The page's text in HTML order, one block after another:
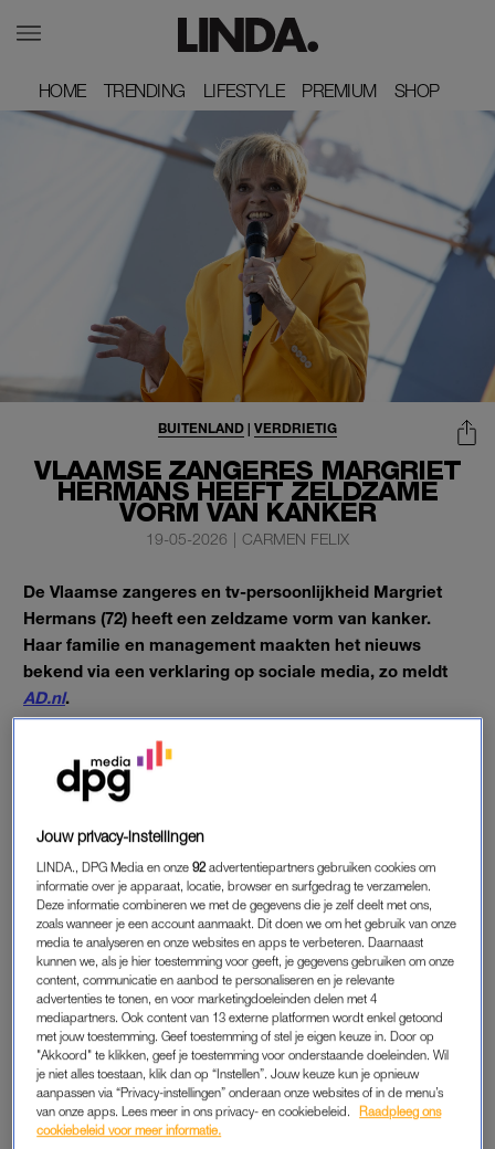
HOME
HOME TRENDING
TRENDING LIFESTYLE
LIFESTYLE PREMIUM
PREMIUM SHOP
SHOP
VLAAMSE ZANGERES MARGRIET
HERMANS HEEFT ZELDZAME
VORM VAN KANKER
BUITENLAND | VERDRIETIG
19-05-2026 | CARMEN FELIX
De Vlaamse zangeres en tv-persoonlijkheid Margriet
Hermans (72) heeft een zeldzame vorm van kanker.
Haar familie en management maakten het nieuws
bekend via een verklaring op sociale media, zo meldt
AD.nl.
Het gaat om een neuro-endocrien carcinoom
en snelgroeiende vorm van kanker die zelden voorkomt.
publieke activiteiten.
Tekst gaat verder onder de Instagrampost.
Jouw privacy-instellingen
LINDA., DPG Media en onze92 advertentiepartners gebruiken cookies om
informatie over je apparaat, locatie, browser en surfgedrag te verzamelen.
Deze informatie combineren we met de gegevens die je zelf deelt met ons,
zoals wanneer je een account aanmaakt. Dit doen we om het gebruik van onze
media te analyseren en onze websites en apps te verbeteren. Daarnaast
kunnen we, als je hier toestemming voor geeft, je gegevens gebruiken om onze
content, communicatie en aanbod te personaliseren en je relevante
advertenties te tonen, en voor marketingdoeleinden delen met 4
mediapartners. Ook content van 13 externe platformen wordt enkel getoond
met jouw toestemming. Geef toestemming of stel je eigen keuze in. Door op
"Akkoord" te klikken, geef je toestemming voor onderstaande doeleinden. Wil
je niet alles toestaan, klik dan op “Instellen”. Jouw keuze kun je opnieuw
aanpassen via “Privacy-instellingen” onderaan onze websites of in de menu’s
van onze apps. Lees meer in ons privacy- en cookiebeleid.
Raadpleeg ons
cookiebeleid voor meer informatie.